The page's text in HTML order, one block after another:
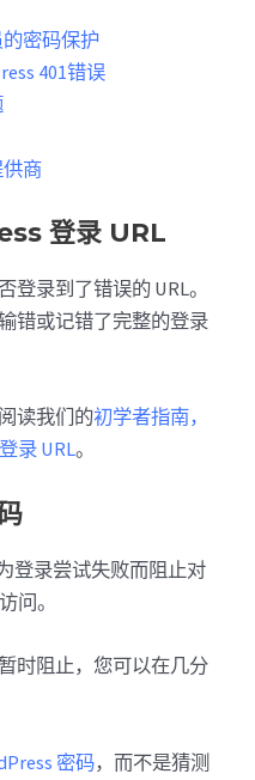
的密码保护
401错误
供商
登录 URL
录到了错误的 URL。
错或记错了完整的登录
读我们的初学者指南，
录 URL。
登录尝试失败而阻止对
问。
时阻止，您可以在几分
密码，而不是猜测